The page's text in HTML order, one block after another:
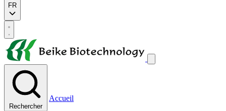
FR
Rechercher
Accueil